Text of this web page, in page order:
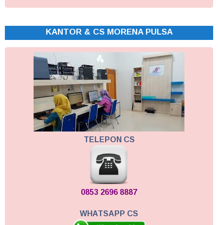
KANTOR & CS MORENA PULSA
TELEPON CS
0853 2696 8887
WHATSAPP CS